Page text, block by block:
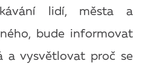
lidí, města a
bude informovat
a vysvětlovat proč se